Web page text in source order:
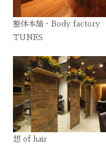
整体本舗・Body factory
TUNES
想 of hair